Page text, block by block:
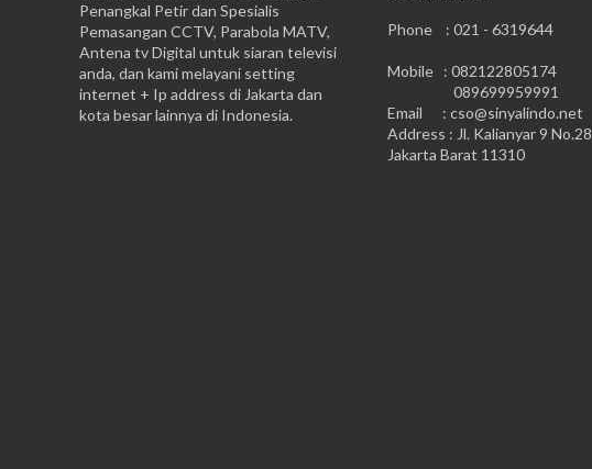
Penangkal Petir dan Spesialis
Pemasangan CCTV, Parabola MATV,
Antena tv Digital untuk siaran televisi
anda, dan kami melayani setting
internet + Ip address di Jakarta dan
kota besar lainnya di Indonesia.
Phone : 021 - 6319644
Mobile : 082122805174
089699959991
Email : cso@sinyalindo.net
Address : Jl. Kalianyar 9 No.28
Jakarta Barat 11310